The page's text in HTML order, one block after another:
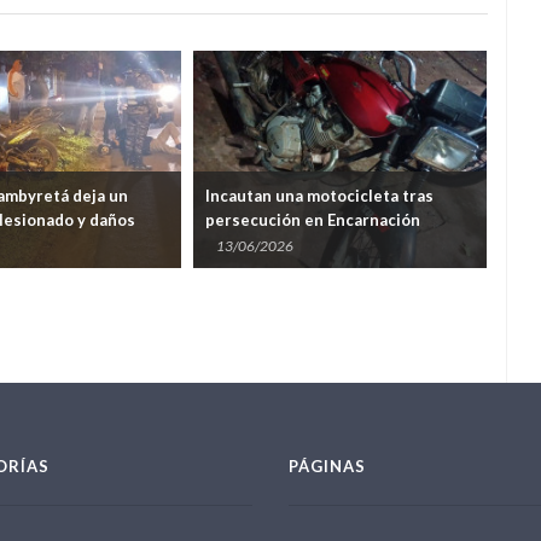
deja un
y daños
Incautan una motocicleta tras
persecución en Encarnación
13/06/2026
PÁGINAS